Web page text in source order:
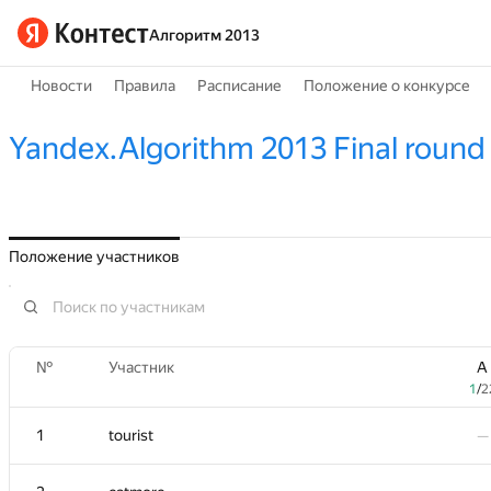
Алгоритм 2013
Новости Правила Расписание Положение о конкурсе
Yandex.Algorithm 2013 Final round
Положение участников
№ Участник A
1/
1 tourist —
№ Участник A
1/
1 tourist —